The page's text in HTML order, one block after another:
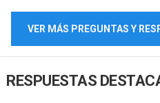
VER MÁS PREGUNTAS Y
RESPUESTAS